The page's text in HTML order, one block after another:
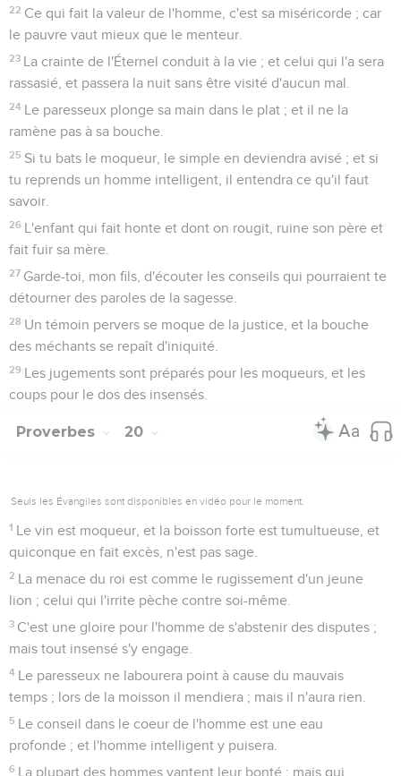
22 Ce qui fait la valeur de l'homme, c'est sa miséricorde ; car
le pauvre vaut mieux que le menteur.
23 La crainte de l'Éternel conduit à la vie ; et celui qui l'a sera
rassasié, et passera la nuit sans être visité d'aucun mal.
24 Le paresseux plonge sa main dans le plat ; et il ne la
ramène pas à sa bouche.
25 Si tu bats le moqueur, le simple en deviendra avisé ; et si
tu reprends un homme intelligent, il entendra ce qu'il faut
savoir.
26 L'enfant qui fait honte et dont on rougit, ruine son père et
fait fuir sa mère.
27 Garde-toi, mon fils, d'écouter les conseils qui pourraient te
détourner des paroles de la sagesse.
28 Un témoin pervers se moque de la justice, et la bouche
des méchants se repaît d'iniquité.
29 Les jugements sont préparés pour les moqueurs, et les
coups pour le dos des insensés.
Proverbes 20
Seuls les Évangiles sont disponibles en vidéo pour le moment.
1 Le vin est moqueur, et la boisson forte est tumultueuse, et
quiconque en fait excès, n'est pas sage.
2 La menace du roi est comme le rugissement d'un jeune
lion ; celui qui l'irrite pèche contre soi-même.
3 C'est une gloire pour l'homme de s'abstenir des disputes ;
mais tout insensé s'y engage.
4 Le paresseux ne labourera point à cause du mauvais
temps ; lors de la moisson il mendiera ; mais il n'aura rien.
5 Le conseil dans le coeur de l'homme est une eau
profonde ; et l'homme intelligent y puisera.
6 La plupart des hommes vantent leur bonté ; mais qui